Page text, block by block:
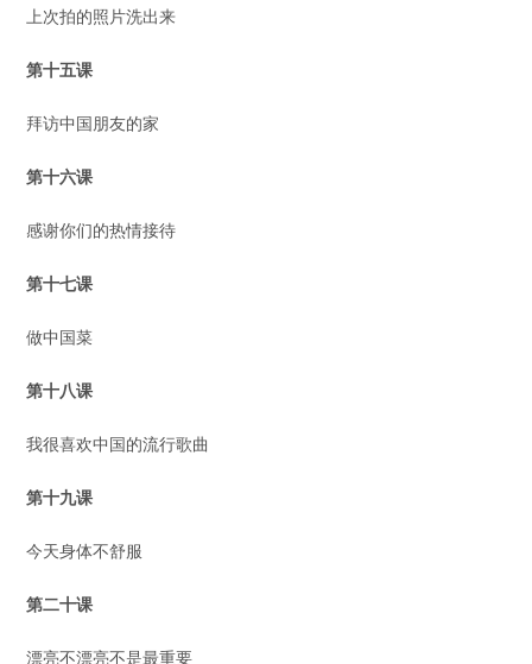
上次拍的照片洗出来
第十五课
拜访中国朋友的家
第十六课
感谢你们的热情接待
第十七课
做中国菜
第十八课
我很喜欢中国的流行歌曲
第十九课
今天身体不舒服
第二十课
漂亮不漂亮不是最重要